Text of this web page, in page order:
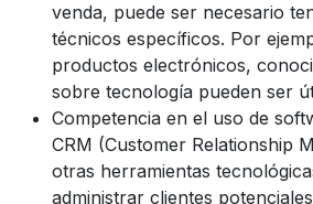
venda, puede ser necesario
técnicos específicos. Por
productos electrónicos,
sobre tecnología pueden ser
Competencia en el uso de
CRM (Customer Relationship
otras herramientas
administrar clientes